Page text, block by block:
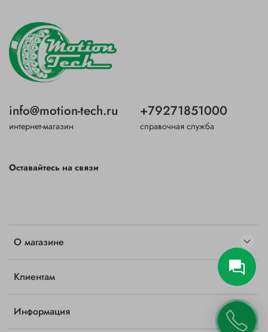
О магазине
Клиентам
Информация
info@motion-tech.ru
интернет-магазин
+79271851000
справочная служба
Оставайтесь на связи